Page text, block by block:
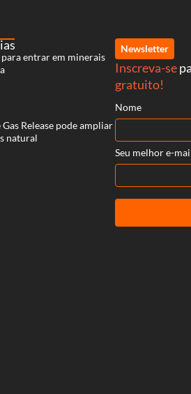
entrar em minerais
Release pode ampliar
natural
Newsletter
Inscreva-se
gratuito!
Nome
Seu melhor e-